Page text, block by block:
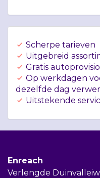
Scherpe tarieven
Uitgebreid
Gratis
Op werkdagen
dezelfde dag
Uitstekende
Enreach
Verlengde